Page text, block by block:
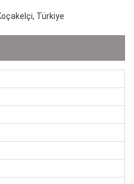
Türkiye